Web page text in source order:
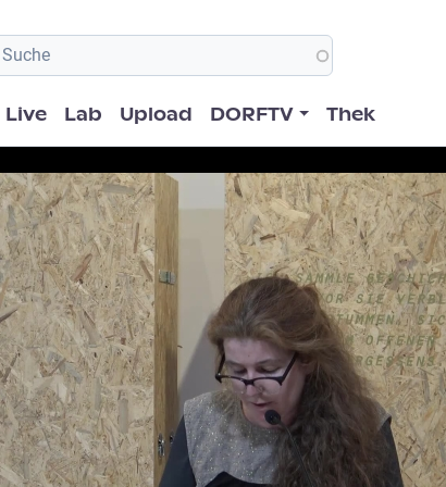
Hauptnavigation
Live Lab Upload DORFTV Thek